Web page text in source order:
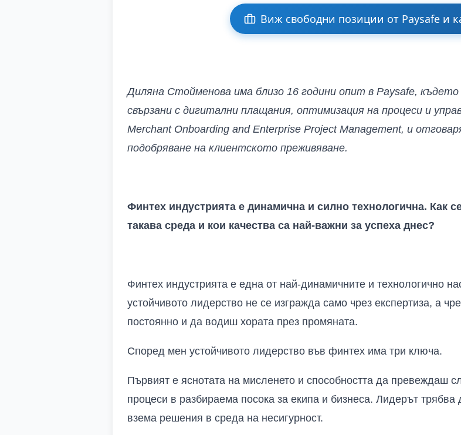
Виж свободни позиции от Paysafe и
Диляна Стойменова има близо 16 години опит в Paysafe, където
свързани с дигитални плащания, оптимизация на процеси и
Merchant Onboarding and Enterprise Project Management, и
подобряване на клиентското преживяване.
Финтех индустрията е динамична и силно технологична. Как
такава среда и кои качества са най-важни за успеха днес?
Финтех индустрията е една от най-динамичните и технологично
устойчивото лидерство не се изгражда само чрез експертиза, а
постоянно и да водиш хората през промяната.
Според мен устойчивото лидерство във финтех има три ключа.
Първият е яснотата на мисленето и способността да превеждаш
процеси в разбираема посока за екипа и бизнеса. Лидерът
взема решения в среда на несигурност.